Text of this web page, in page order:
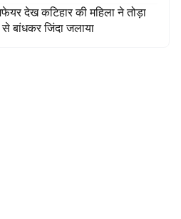
देख कटिहार की महिला ने तोड़ा
बांधकर जिंदा जलाया